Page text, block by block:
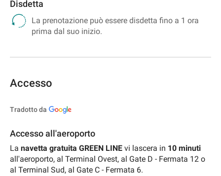
Disdetta
La prenotazione può essere disdetta fino a 1 ora
prima dal suo inizio.
Accesso
Tradotto da
Accesso all'aeroporto
La navetta gratuita GREEN LINE vi lascera in 10 minuti
all'aeroporto, al Terminal Ovest, al Gate D - Fermata 12 o
al Terminal Sud, al Gate C - Fermata 6.